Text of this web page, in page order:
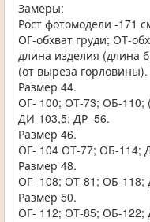
Замеры:
Рост фотомодели -171
ОГ-обхват груди; ОТ-
длина изделия (длина
(от выреза горловины).
Размер 44.
ОГ- 100; ОТ-73; ОБ-110;
ДИ-103,5; ДР–56.
Размер 46.
ОГ- 104 ОТ-77; ОБ-114;
Размер 48.
ОГ- 108; ОТ-81; ОБ-118;
Размер 50.
ОГ- 112; ОТ-85; ОБ-122;